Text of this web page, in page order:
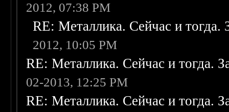
2012, 07:38 PM
RE: Металлика. Сейчас и
2012, 10:05 PM
RE: Металлика. Сейчас и тогда.
02-2013, 12:25 PM
RE: Металлика. Сейчас и тогда.